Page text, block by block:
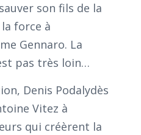
son fils de la
force à
Gennaro. La
pas très loin…
Denis Podalydès
Vitez à
qui créèrent la